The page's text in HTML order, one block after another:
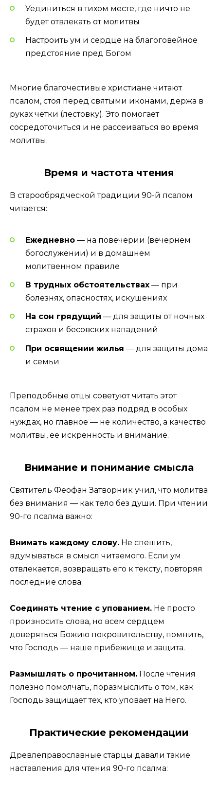
Уединиться в тихом месте, где ничто не
будет отвлекать от молитвы
Настроить ум и сердце на благоговейное
предстояние пред Богом
Многие благочестивые христиане читают
псалом, стоя перед святыми иконами, держа в
руках четки (лестовку). Это помогает
сосредоточиться и не рассеиваться во время
молитвы.
Время и частота чтения
В старообрядческой традиции 90-й псалом
читается:
Ежедневно — на повечерии (вечернем
богослужении) и в домашнем
молитвенном правиле
В трудных обстоятельствах — при
болезнях, опасностях, искушениях
На сон грядущий — для защиты от ночных
страхов и бесовских нападений
При освящении жилья — для защиты дома
и семьи
Преподобные отцы советуют читать этот
псалом не менее трех раз подряд в особых
нуждах, но главное — не количество, а качество
молитвы, ее искренность и внимание.
Внимание и понимание смысла
Святитель Феофан Затворник учил, что молитва
без внимания — как тело без души. При чтении
90-го псалма важно:
Внимать каждому слову. Не спешить,
вдумываться в смысл читаемого. Если ум
отвлекается, возвращать его к тексту, повторяя
последние слова.
Соединять чтение с упованием. Не просто
произносить слова, но всем сердцем
доверяться Божию покровительству, помнить,
что Господь — наше прибежище и защита.
Размышлять о прочитанном. После чтения
полезно помолчать, поразмыслить о том, как
Господь защищает тех, кто уповает на Него.
Практические рекомендации
Древлеправославные старцы давали такие
наставления для чтения 90-го псалма: